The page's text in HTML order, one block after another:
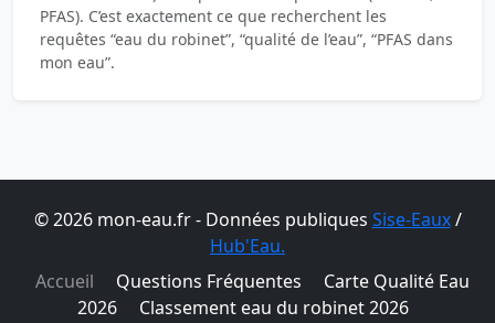
PFAS). C’est exactement ce que recherchent les
requêtes “eau du robinet”, “qualité de l’eau”, “PFAS dans
mon eau”.
© 2026 mon-eau.fr - Données publiques Sise-Eaux/
Hub'Eau.
Accueil
Questions Fréquentes
Carte Qualité Eau
2026
Classement eau du robinet 2026